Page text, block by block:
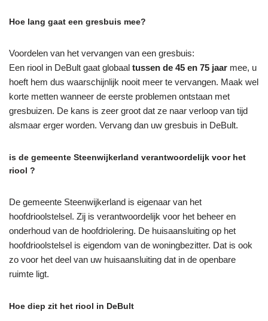
Hoe lang gaat een gresbuis mee?
Voordelen van het vervangen van een gresbuis:
Een riool in DeBult gaat globaal tussen de 45 en 75 jaar mee, u
hoeft hem dus waarschijnlijk nooit meer te vervangen. Maak wel
korte metten wanneer de eerste problemen ontstaan met
gresbuizen. De kans is zeer groot dat ze naar verloop van tijd
alsmaar erger worden. Vervang dan uw gresbuis in DeBult.
is de gemeente Steenwijkerland verantwoordelijk voor het
riool ?
De gemeente Steenwijkerland is eigenaar van het
hoofdrioolstelsel. Zij is verantwoordelijk voor het beheer en
onderhoud van de hoofdriolering. De huisaansluiting op het
hoofdrioolstelsel is eigendom van de woningbezitter. Dat is ook
zo voor het deel van uw huisaansluiting dat in de openbare
ruimte ligt.
Hoe diep zit het riool in DeBult